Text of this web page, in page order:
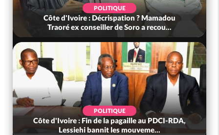
POLITIQUE
Côte d'Ivoire : Décrispation ? Mamadou
Traoré ex conseiller de Soro a recou...
POLITIQUE
Côte d'Ivoire : Fin de la pagaille au PDCI-RDA,
Lessiehi bannit les mouveme...